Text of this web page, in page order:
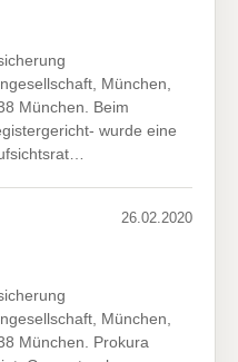
München,
München. Beim
wurde eine
26.02.2020
München,
München. Prokura